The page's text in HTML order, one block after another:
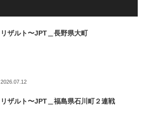
リザルト〜JPT＿長野県大町
2026.07.12
リザルト〜JPT＿福島県石川町２連戦